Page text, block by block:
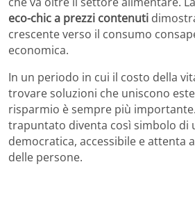
eco-chic a prezzi contenuti
crescente verso il consumo
economica.
In un periodo in cui il costo della
trovare soluzioni che uniscono
risparmio è sempre più
trapuntato diventa così simbolo di
democratica, accessibile e attenta
delle persone.